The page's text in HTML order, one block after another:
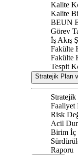
Kalite
Kalite
BEUN
Görev
İş Akış
Fakülte
Fakülte
Tespit
Stratejik Plan
Stratejik
Faaliyet
Risk
Acil
Birim İç
Raporu